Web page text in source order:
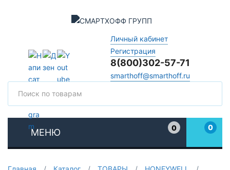
Личный кабинет
Регистрация
8(800)302-57-71
smarthoff@smarthoff.ru
МЕНЮ
0
0